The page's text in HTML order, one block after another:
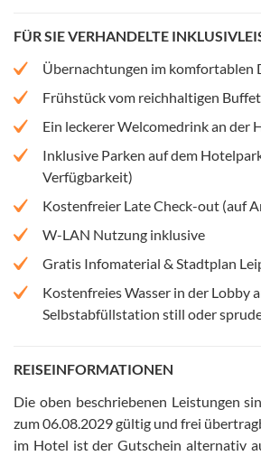
FÜR SIE VERHANDELTE
Übernachtungen im komfortablen
Frühstück vom reichhaltigen Buffet
Ein leckerer Welcomedrink an der
Inklusive Parken auf dem
Verfügbarkeit)
Kostenfreier Late Check-out (auf
W-LAN Nutzung inklusive
Gratis Infomaterial & Stadtplan
Kostenfreies Wasser in der Lobby
Selbstabfüllstation still oder
REISEINFORMATIONEN
Die oben beschriebenen Leistungen
zum 06.08.2029 gültig und frei
im Hotel ist der Gutschein alternativ